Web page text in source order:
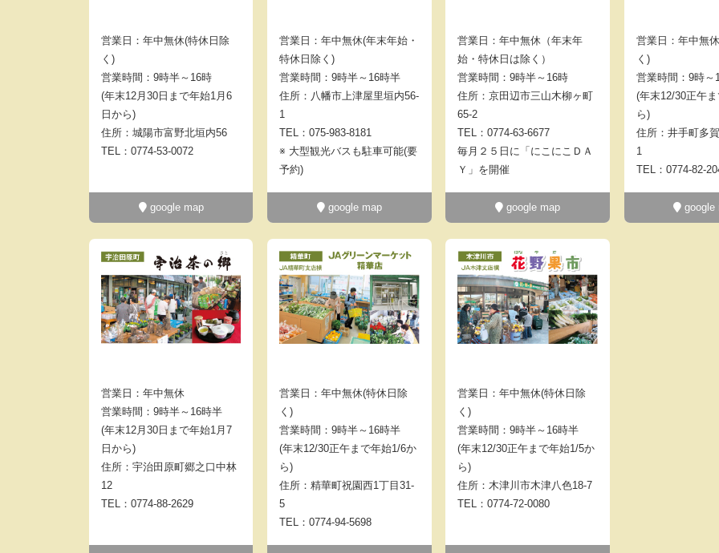
営業日：年中無休(特休日除
く)
営業時間：9時半～16時
(年末12月30日まで年始1月6
日から)
住所：城陽市富野北垣内56
TEL：0774-53-0072
google map
営業日：年中無休(年末年始・
特休日除く)
営業時間：9時半～16時半
住所：八幡市上津屋里垣内56-
1
TEL：075-983-8181
※ 大型観光バスも駐車可能(要
予約)
google map
営業日：年中無休（年末年
始・特休日は除く）
営業時間：9時半～16時
住所：京田辺市三山木柳ヶ町
65-2
TEL：0774-63-6677
毎月２５日に「にこにこＤＡ
Ｙ」を開催
google map
営業日：年中無
く)
営業時間：9時～
(年末12/30正午
ら)
住所：井手町多
1
TEL：0774-82-
google
営業日：年中無休
営業時間：9時半～16時半
(年末12月30日まで年始1月7
日から)
住所：宇治田原町郷之口中林
12
TEL：0774-88-2629
営業日：年中無休(特休日除
く)
営業時間：9時半～16時半
(年末12/30正午まで年始1/6か
ら)
住所：精華町祝園西1丁目31-
5
TEL：0774-94-5698
営業日：年中無休(特休日除
く)
営業時間：9時半～16時半
(年末12/30正午まで年始1/5か
ら)
住所：木津川市木津八色18-7
TEL：0774-72-0080